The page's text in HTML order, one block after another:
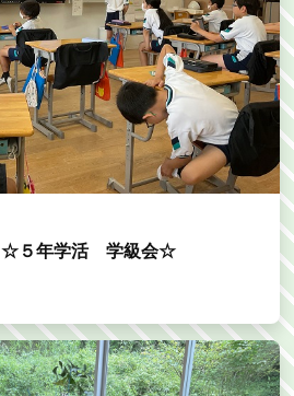
帝小の日々2026-133 ☆５年学活 学級会☆